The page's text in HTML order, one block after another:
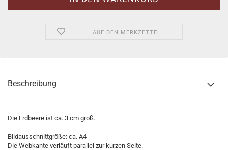
AUF DEN MERKZETTEL
Beschreibung
Die Erdbeere ist ca. 3 cm groß.
Bildausschnittgröße: ca. A4
Die Webkante verläuft parallel zur kurzen Seite.